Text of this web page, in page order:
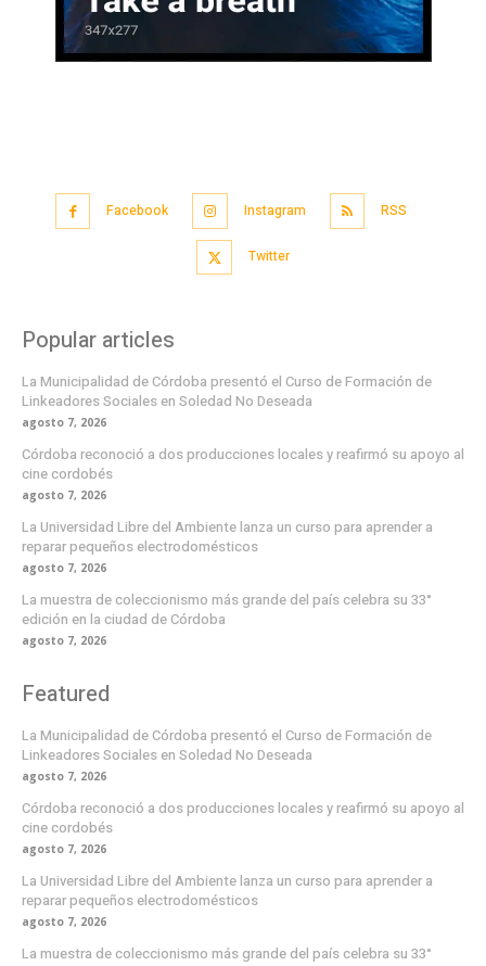
Facebook Instagram RSS
Twitter
Popular articles
La Municipalidad de Córdoba presentó el Curso de Formación de
Linkeadores Sociales en Soledad No Deseada
agosto 7, 2026
Córdoba reconoció a dos producciones locales y reafirmó su apoyo al
cine cordobés
agosto 7, 2026
La Universidad Libre del Ambiente lanza un curso para aprender a
reparar pequeños electrodomésticos
agosto 7, 2026
La muestra de coleccionismo más grande del país celebra su 33°
edición en la ciudad de Córdoba
agosto 7, 2026
Featured
La Municipalidad de Córdoba presentó el Curso de Formación de
Linkeadores Sociales en Soledad No Deseada
agosto 7, 2026
Córdoba reconoció a dos producciones locales y reafirmó su apoyo al
cine cordobés
agosto 7, 2026
La Universidad Libre del Ambiente lanza un curso para aprender a
reparar pequeños electrodomésticos
agosto 7, 2026
La muestra de coleccionismo más grande del país celebra su 33°